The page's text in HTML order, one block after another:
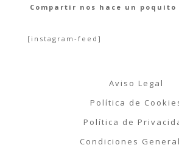
Compartir nos hace un poquito
[instagram-feed]
Aviso Legal
Política de
Política de
Condiciones